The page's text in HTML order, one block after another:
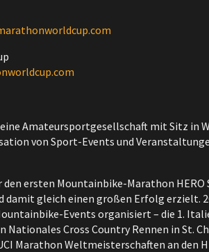
Amateursportgesellschaft mit Sitz in
von Sport-Events und
den ersten Mountainbike-Marathon
gleich einen großen Erfolg erzielt.
Events organisiert – die 1.
Nationales Cross Country Rennen in St.
Marathon Weltmeisterschaften an den